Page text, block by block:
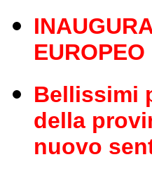
Bellissimi
della
nuovo